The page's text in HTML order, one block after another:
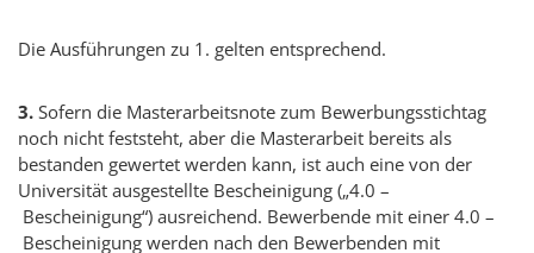
Die Ausführungen zu 1. gelten entsprechend.
3. Sofern die Masterarbeitsnote zum Bewerbungsstichtag
noch nicht feststeht, aber die Masterarbeit bereits als
bestanden gewertet werden kann, ist auch eine von der
Universität ausgestellte Bescheinigung („4.0 –
Bescheinigung“) ausreichend. Bewerbende mit einer 4.0 –
Bescheinigung werden nach den Bewerbenden mit